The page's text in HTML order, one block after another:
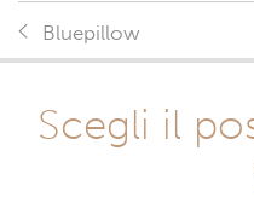
Bluepillow
Scegli il